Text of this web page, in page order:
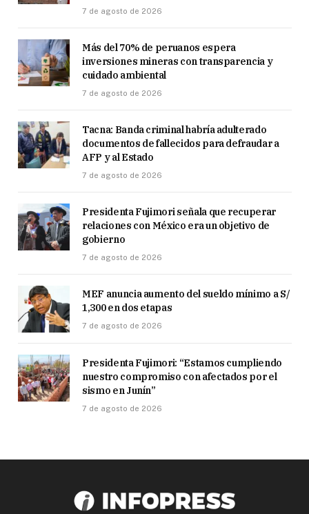
7 de agosto de 2026
Más del 70% de peruanos espera
inversiones mineras con transparencia y
cuidado ambiental
7 de agosto de 2026
Tacna: Banda criminal habría adulterado
documentos de fallecidos para defraudar a
AFP y al Estado
7 de agosto de 2026
Presidenta Fujimori señala que recuperar
relaciones con México era un objetivo de
gobierno
7 de agosto de 2026
MEF anuncia aumento del sueldo mínimo a S/
1,300 en dos etapas
7 de agosto de 2026
Presidenta Fujimori: “Estamos cumpliendo
nuestro compromiso con afectados por el
sismo en Junín”
7 de agosto de 2026